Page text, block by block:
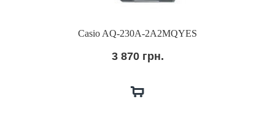
Casio AQ-230A-2A2MQYES
3 870 грн.